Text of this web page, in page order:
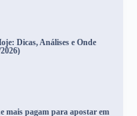
Dicas, Análises e Onde
mais pagam para apostar em